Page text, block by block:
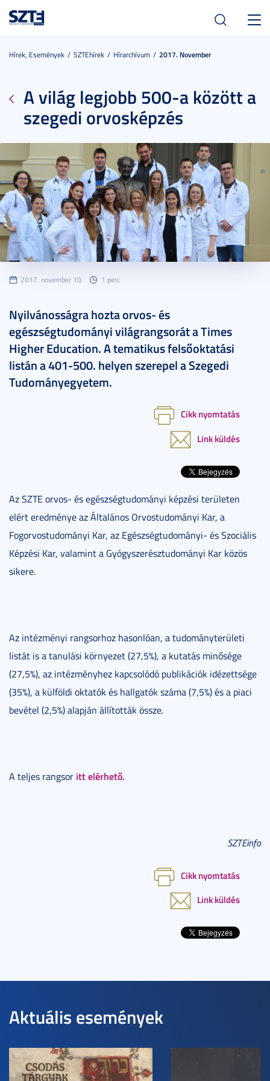
Hírek, Események SZTEhírek Hírarchívum 2017. November
A világ legjobb 500-a között a
szegedi orvosképzés
2017. november 10. 1 perc
Nyilvánosságra hozta orvos- és
egészségtudományi világrangsorát a Times
Higher Education. A tematikus felsőoktatási
listán a 401-500. helyen szerepel a Szegedi
Tudományegyetem.
Cikk nyomtatás
Link küldés
Az SZTE orvos- és egészségtudományi képzési területen
elért eredménye az Általános Orvostudományi Kar, a
Fogorvostudományi Kar, az Egészségtudományi- és Szociális
Képzési Kar, valamint a Gyógyszerésztudományi Kar közös
sikere.
Az intézményi rangsorhoz hasonlóan, a tudományterületi
listát is a tanulási környezet (27,5%), a kutatás minősége
(27,5%), az intézményhez kapcsolódó publikációk idézettsége
(35%), a külföldi oktatók és hallgatók száma (7,5%) és a piaci
bevétel (2,5%) alapján állították össze.
A teljes rangsor itt elérhető.
SZTEinfo
Cikk nyomtatás
Link küldés
Aktuális események